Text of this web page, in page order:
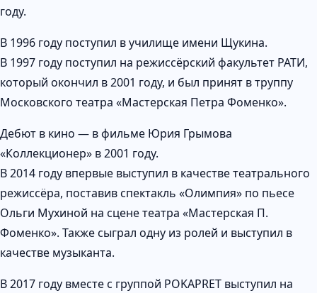
году.
В 1996 году поступил в училище имени Щукина.
В 1997 году поступил на режиссёрский факультет РАТИ,
который окончил в 2001 году, и был принят в труппу
Московского театра «Мастерская Петра Фоменко».
Дебют в кино — в фильме Юрия Грымова
«Коллекционер» в 2001 году.
В 2014 году впервые выступил в качестве театрального
режиссёра, поставив спектакль «Олимпия» по пьесе
Ольги Мухиной на сцене театра «Мастерская П.
Фоменко». Также сыграл одну из ролей и выступил в
качестве музыканта.
В 2017 году вместе с группой POKAPRET выступил на